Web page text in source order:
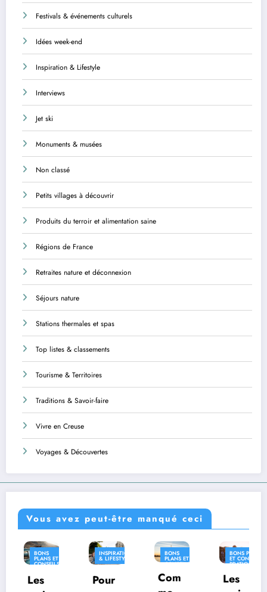
Festivals & événements culturels
Idées week-end
Inspiration & Lifestyle
Interviews
Jet ski
Monuments & musées
Non classé
Petits villages à découvrir
Produits du terroir et alimentation saine
Régions de France
Retraites nature et déconnexion
Séjours nature
Stations thermales et spas
Top listes & classements
Tourisme & Territoires
Traditions & Savoir-faire
Vivre en Creuse
Voyages & Découvertes
Vous avez peut-être manqué ceci
INSPIRATION
& LIFESTYLE
Pour
BONS
PLANS ET
CONSEILS
Com
BONS PLANS
ET CONSEILS
PRATIQUES
INSPIRATION
& LIFESTYLE
Les
&
Où